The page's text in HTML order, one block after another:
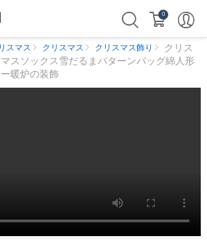
0
スマス クリスマス クリスマス飾り
クリス
スソックス雪だるまパターンバッグ綿人形
暖炉の装飾